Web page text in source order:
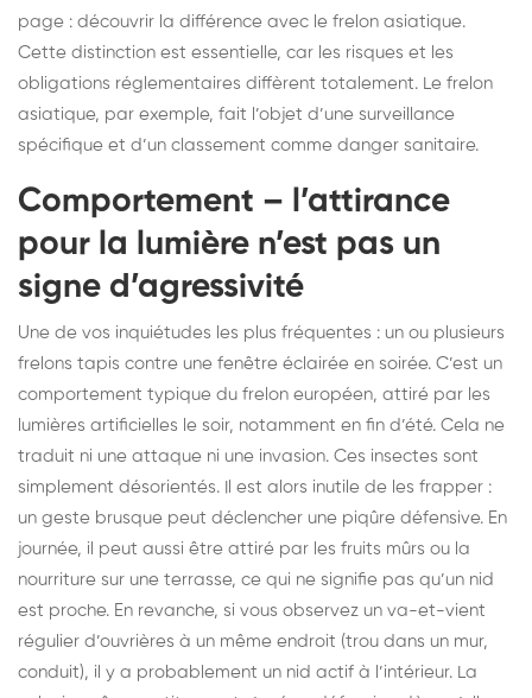
page : découvrir la différence avec le frelon asiatique.
Cette distinction est essentielle, car les risques et les
obligations réglementaires diffèrent totalement. Le frelon
asiatique, par exemple, fait l’objet d’une surveillance
spécifique et d’un classement comme danger sanitaire.
Comportement – l’attirance
pour la lumière n’est pas un
signe d’agressivité
Une de vos inquiétudes les plus fréquentes : un ou plusieurs
frelons tapis contre une fenêtre éclairée en soirée. C’est un
comportement typique du frelon européen, attiré par les
lumières artificielles le soir, notamment en fin d’été. Cela ne
traduit ni une attaque ni une invasion. Ces insectes sont
simplement désorientés. Il est alors inutile de les frapper :
un geste brusque peut déclencher une piqûre défensive. En
journée, il peut aussi être attiré par les fruits mûrs ou la
nourriture sur une terrasse, ce qui ne signifie pas qu’un nid
est proche. En revanche, si vous observez un va-et-vient
régulier d’ouvrières à un même endroit (trou dans un mur,
conduit), il y a probablement un nid actif à l’intérieur. La